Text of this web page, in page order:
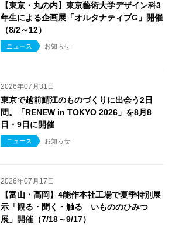
【東京・丸の内】東京藝術大学デザイン科3
年生による企画展「オルタナティブG」開催
（8/2～12）
ニュース お知らせ
2026年07月31日
東京で越前鯖江のものづくりに出会う2日
間。「RENEW in TOKYO 2026」を8月8
日・9日に開催
ニュース お知らせ
2026年07月17日
【富山・高岡】4能作本社工場で夏季特別展
示「観る・聞く・触る いもののひみつ
展」開催（7/18～9/17）